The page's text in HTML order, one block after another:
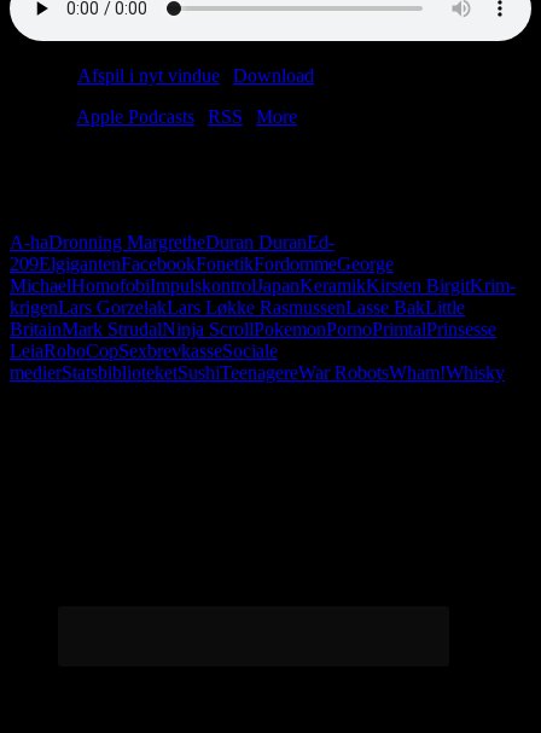
Afspil i nyt vindue Download
Apple Podcasts RSS
More
A-haDronning MargretheDuran DuranEd-
209ElgigantenFacebookFonetikFordommeGeorge
MichaelHomofobiImpulskontrolJapanKeramikKirsten BirgitKrim-
krigenLars GorzelakLars Løkke RasmussenLasse BakLittle
BritainMark StrudalNinja ScrollPokemonPornoPrimtalPrinsesse
LeiaRoboCopSexbrevkasseSociale
medierStatsbiblioteketSushiTeenagereWar RobotsWham!Whisky